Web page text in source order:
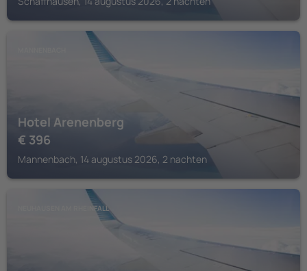
Hotel Arenenberg
€ 396
Mannenbach, 14 augustus 2026, 2 nachten
NEUHAUSEN AM RHEINFALL